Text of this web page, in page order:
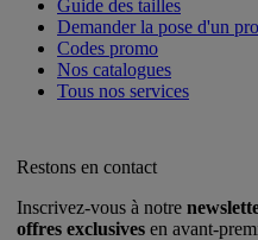
Guide des tailles
Demander la pose d'un
Codes promo
Nos catalogues
Tous nos services
Restons en contact
Inscrivez-vous à notre
offres exclusives en avant-